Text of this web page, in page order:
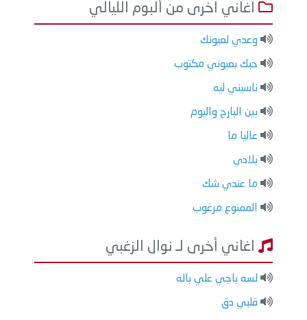
اغاني اخرى من ألبوم الليالي
وعدي لعيونك
حبك بعيوني مكتوب
ناسيني ليه
بين البارح واليوم
عاليا ما
بلادي
ما عندي شك
الممنوع مرغوب
اغاني أخرى لـ نوال الزغبي
لسه باجي علي باله
قلبي دق